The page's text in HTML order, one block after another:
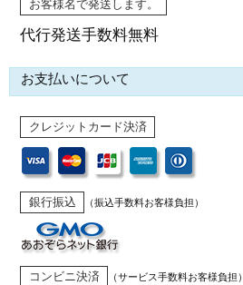
お客様名で発送します。
代行発送手数料無料
お支払いについて
クレジットカード決済
銀行振込 （振込手数料お客様負担）
コンビニ決済 （サービス手数料お客様負担）